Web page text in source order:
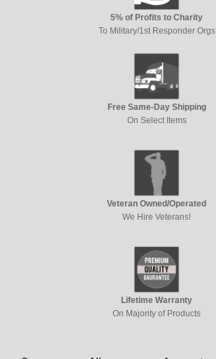
5% of Profits to Charity
To Military/1st Responder Orgs
Free Same-Day Shipping
On Select Items
Veteran Owned/Operated
We Hire Veterans!
Lifetime Warranty
On Majority of Products